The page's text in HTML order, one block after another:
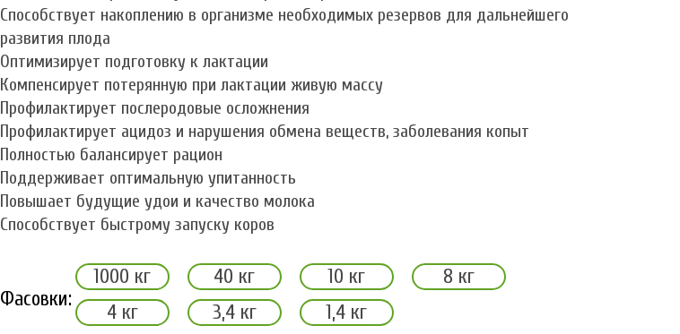
Способствует накоплению в организме необходимых резервов для дальнейшего
развития плода
Оптимизирует подготовку к лактации
Компенсирует потерянную при лактации живую массу
Профилактирует послеродовые осложнения
Профилактирует ацидоз и нарушения обмена веществ, заболевания копыт
Полностью балансирует рацион
Поддерживает оптимальную упитанность
Повышает будущие удои и качество молока
Способствует быстрому запуску коров
Фасовки:
1000 кг 40 кг 10 кг
8 кг
4 кг
3,4 кг 1,4 кг